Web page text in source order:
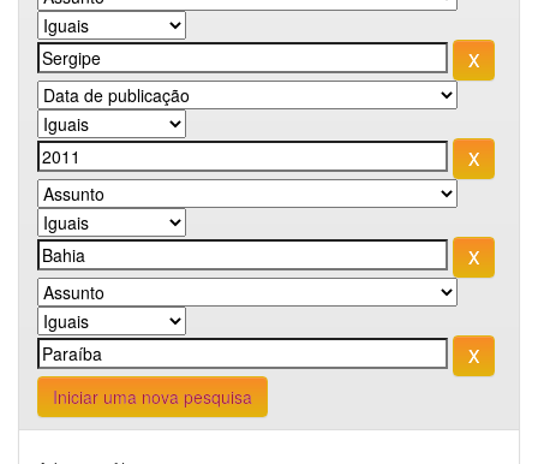
Iniciar uma nova pesquisa